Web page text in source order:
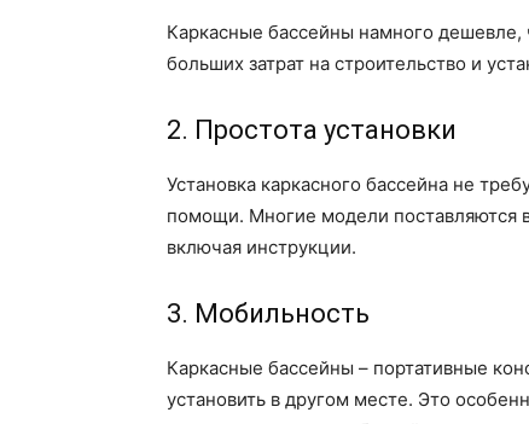
Каркасные бассейны намного
больших затрат на строительство и
2. Простота установки
Установка каркасного бассейна не
помощи. Многие модели поставляются
включая инструкции.
3. Мобильность
Каркасные бассейны – портативные
установить в другом месте. Это